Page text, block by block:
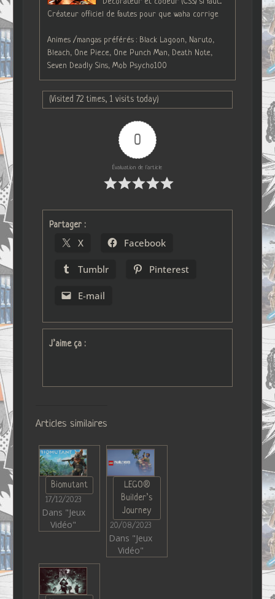
Créateur officiel de fautes pour que waha corrige
Animes /mangas préférés : Black Lagoon, Naruto,
Bleach, One Piece, One Punch Man, Death Note,
Seven Deadly Sins, Mob Psycho100
(Visited 72 times, 1 visits today)
0
Évaluation de l'article
Partager :
X Facebook
Tumblr Pinterest
E-mail
J’aime ça :
Articles similaires
Biomutant
17/12/2023
Dans "Jeux
Vidéo"
LEGO®
Builder’s
Journey
20/08/2023
Dans "Jeux
Vidéo"